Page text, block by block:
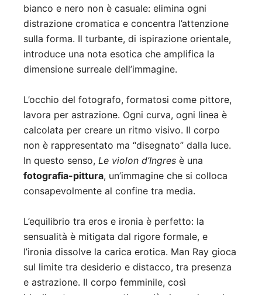
bianco e nero non è casuale: elimina ogni
distrazione cromatica e concentra l’attenzione
sulla forma. Il turbante, di ispirazione orientale,
introduce una nota esotica che amplifica la
dimensione surreale dell’immagine.
L’occhio del fotografo, formatosi come pittore,
lavora per astrazione. Ogni curva, ogni linea è
calcolata per creare un ritmo visivo. Il corpo
non è rappresentato ma “disegnato” dalla luce.
In questo senso, Le violon d’Ingres è una
fotografia-pittura, un’immagine che si colloca
consapevolmente al confine tra media.
L’equilibrio tra eros e ironia è perfetto: la
sensualità è mitigata dal rigore formale, e
l’ironia dissolve la carica erotica. Man Ray gioca
sul limite tra desiderio e distacco, tra presenza
e astrazione. Il corpo femminile, così